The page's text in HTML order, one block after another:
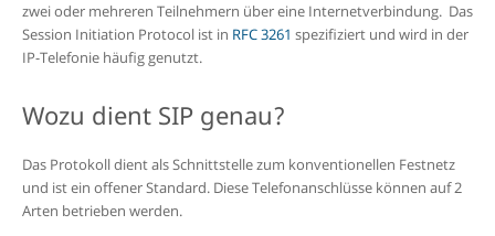
zwei oder mehreren Teilnehmern über eine Internetverbindung. Das
Session Initiation Protocol ist in RFC 3261 spezifiziert und wird in der
IP-Telefonie häufig genutzt.
Wozu dient SIP genau?
Das Protokoll dient alsSchnittstelle zum konventionellen Festnetz
und ist ein offener Standard. DieseTelefonanschlüsse können auf 2
Arten betrieben werden.